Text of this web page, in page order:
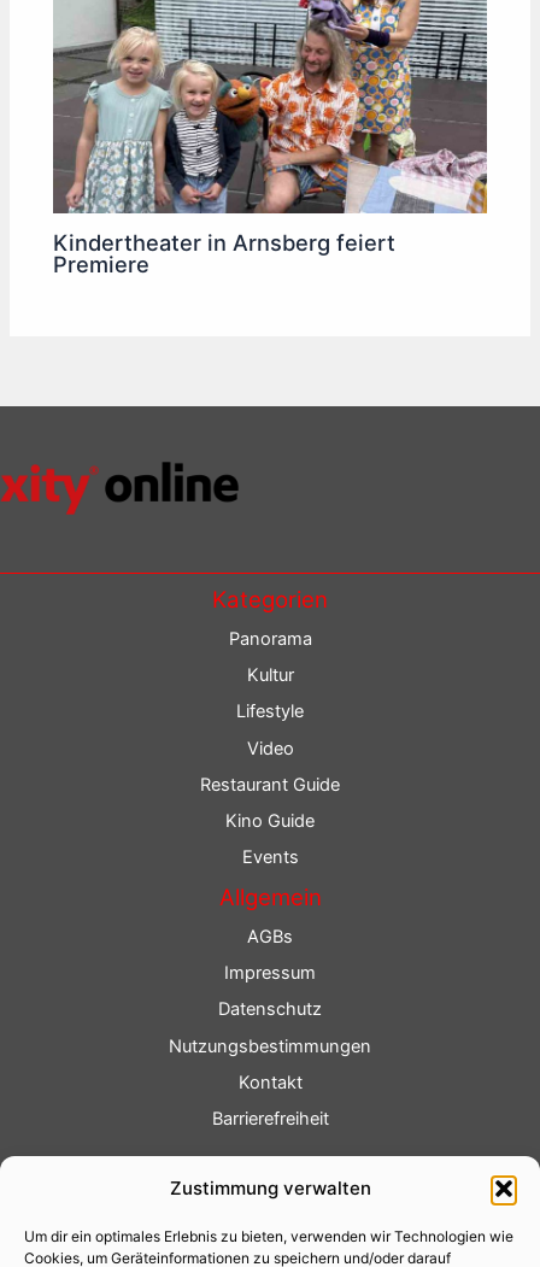
Zustimmung verwalten
Um dir ein optimales Erlebnis zu bieten, verwenden wir Technologien wie
Cookies, um Geräteinformationen zu speichern und/oder darauf
Kindertheater in Arnsberg feiert
Premiere
Kategorien
Panorama
Kultur
Lifestyle
Video
Restaurant Guide
Kino Guide
Events
Allgemein
AGBs
Impressum
Datenschutz
Nutzungsbestimmungen
Kontakt
Barrierefreiheit
Fotoservice
Videoservice